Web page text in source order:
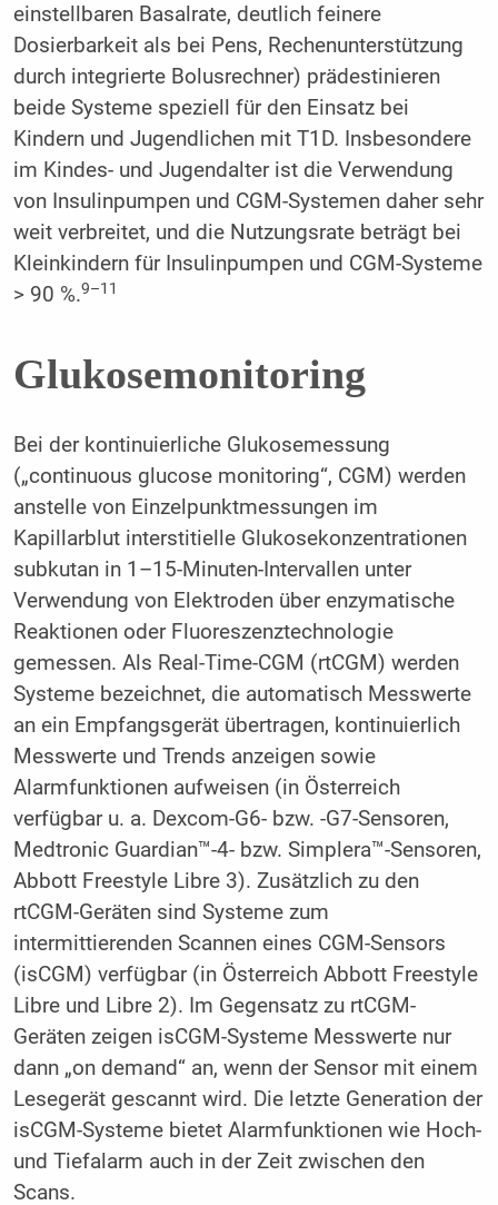
einstellbaren Basalrate, deutlich feinere
Dosierbarkeit als bei Pens, Rechenunterstützung
durch integrierte Bolusrechner) prädestinieren
beide Systeme speziell für den Einsatz bei
Kindern und Jugendlichen mit T1D. Insbesondere
im Kindes- und Jugendalter ist die Verwendung
von Insulinpumpen und CGM-Systemen daher sehr
weit verbreitet, und die Nutzungsrate beträgt bei
Kleinkindern für Insulinpumpen und CGM-Systeme
> 90 %.9–11
Glukosemonitoring
Bei der kontinuierliche Glukosemessung
(„continuous glucose monitoring“, CGM) werden
anstelle von Einzelpunktmessungen im
Kapillarblut interstitielle Glukosekonzentrationen
subkutan in 1–15-Minuten-Intervallen unter
Verwendung von Elektroden über enzymatische
Reaktionen oder Fluoreszenztechnologie
gemessen. Als Real-Time-CGM (rtCGM) werden
Systeme bezeichnet, die automatisch Messwerte
an ein Empfangsgerät übertragen, kontinuierlich
Messwerte und Trends anzeigen sowie
Alarmfunktionen aufweisen (in Österreich
verfügbar u. a. Dexcom-G6- bzw. -G7-Sensoren,
Medtronic Guardian™-4- bzw. Simplera™-Sensoren,
Abbott Freestyle Libre 3). Zusätzlich zu den
rtCGM-Geräten sind Systeme zum
intermittierenden Scannen eines CGM-Sensors
(isCGM) verfügbar (in Österreich Abbott Freestyle
Libre und Libre 2). Im Gegensatz zu rtCGM-
Geräten zeigen isCGM-Systeme Messwerte nur
dann „on demand“ an, wenn der Sensor mit einem
Lesegerät gescannt wird. Die letzte Generation der
isCGM-Systeme bietet Alarmfunktionen wie Hoch-
und Tiefalarm auch in der Zeit zwischen den
Scans.